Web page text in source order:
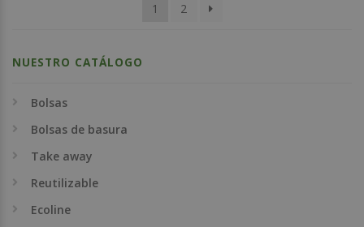
1 2
NUESTRO CATÁLOGO
Bolsas
Bolsas de basura
Take away
Reutilizable
Ecoline